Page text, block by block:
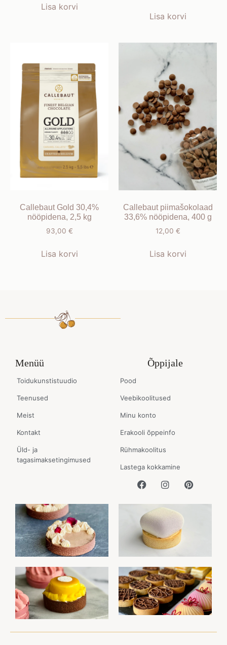
Lisa korvi
Lisa korvi
Callebaut Gold 30,4%
nööpidena, 2,5 kg
93,00 €
Lisa korvi
Callebaut piimašokolaad
33,6% nööpidena, 400 g
12,00 €
Lisa korvi
Menüü
Toidukunstistuudio
Teenused
Meist
Kontakt
Üld- ja
tagasimaksetingimused
Õppijale
Pood
Veebikoolitused
Minu konto
Erakooli õppeinfo
Rühmakoolitus
Lastega kokkamine